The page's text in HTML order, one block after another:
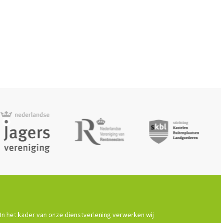
In het kader van onze dienstverlening verwerken wij